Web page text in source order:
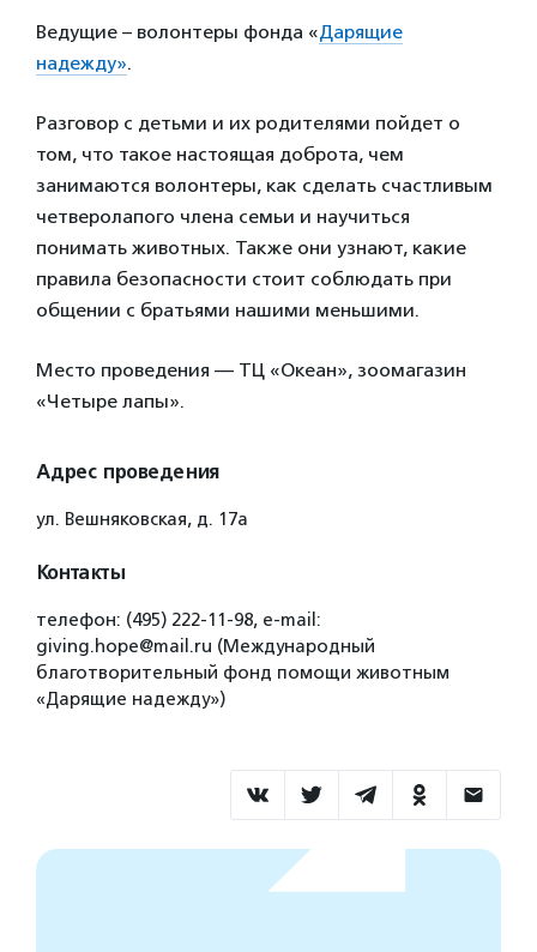
Ведущие – волонтеры фонда «Дарящие
надежду».
Разговор с детьми и их родителями пойдет о
том, что такое настоящая доброта, чем
занимаются волонтеры, как сделать счастливым
четверолапого члена семьи и научиться
понимать животных. Также они узнают, какие
правила безопасности стоит соблюдать при
общении с братьями нашими меньшими.
Место проведения — ТЦ «Океан», зоомагазин
«Четыре лапы».
Адрес проведения
ул. Вешняковская, д. 17а
Контакты
телефон: (495) 222-11-98, е-mail:
giving.hope@mail.ru (Международный
благотворительный фонд помощи животным
«Дарящие надежду»)